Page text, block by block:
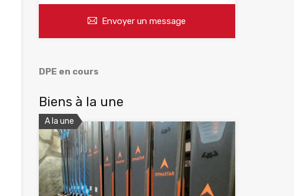
Envoyer un message
DPE en cours
Biens à la une
A la une